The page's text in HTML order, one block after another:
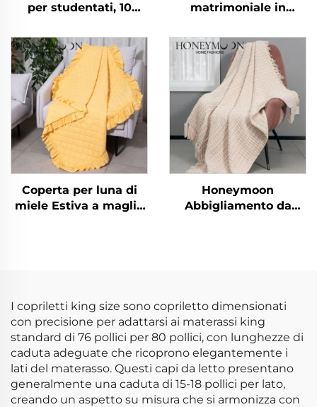
per studentati, 10
domestico in camera
da letto
matrimoniale in
l'estate Copriletto e
copriletti
Coperta per luna di
miele Estiva a maglia
Honeymoon
Abbigliamento da
I copriletti king size sono copriletto dimensionati
con precisione per adattarsi ai materassi king
standard di 76 pollici per 80 pollici, con lunghezze di
caduta adeguate che ricoprono elegantemente i
lati del materasso. Questi capi da letto presentano
generalmente una caduta di 15-18 pollici per lato,
creando un aspetto su misura che si armonizza con